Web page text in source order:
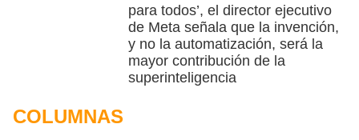
para todos’, el director ejecutivo
de Meta señala que la invención,
y no la automatización, será la
mayor contribución de la
superinteligencia
COLUMNAS